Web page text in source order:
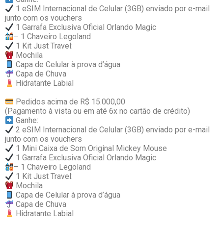
1 eSIM Internacional de Celular (3GB) enviado por e-mail
junto com os vouchers
1 Garrafa Exclusiva Oficial Orlando Magic
– 1 Chaveiro Legoland
1 Kit Just Travel:
Mochila
Capa de Celular à prova d’água
Capa de Chuva
Hidratante Labial
Pedidos acima de R$ 15.000,00
(Pagamento à vista ou em até 6x no cartão de crédito)
Ganhe:
2 eSIM Internacional de Celular (3GB) enviado por e-mail
junto com os vouchers
1 Mini Caixa de Som Original Mickey Mouse
1 Garrafa Exclusiva Oficial Orlando Magic
– 1 Chaveiro Legoland
1 Kit Just Travel:
Mochila
Capa de Celular à prova d’água
Capa de Chuva
Hidratante Labial